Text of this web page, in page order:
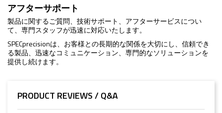
アフターサポート
製品に関するご質問、技術サポート、アフターサービスについ
て、専門スタッフが迅速に対応いたします。
SPECprecisionは、お客様との長期的な関係を大切にし、信頼でき
る製品、迅速なコミュニケーション、専門的なソリューションを
提供し続けます。
PRODUCT REVIEWS / Q&A